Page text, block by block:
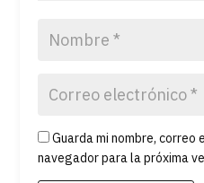
Guarda mi nombre,
navegador para la próxima